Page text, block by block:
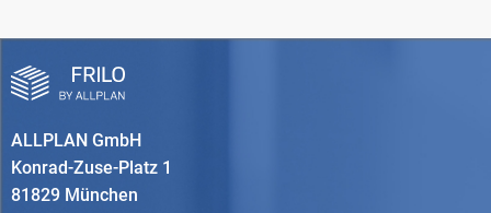
ALLPLAN GmbH
Konrad-Zuse-Platz 1
81829 München